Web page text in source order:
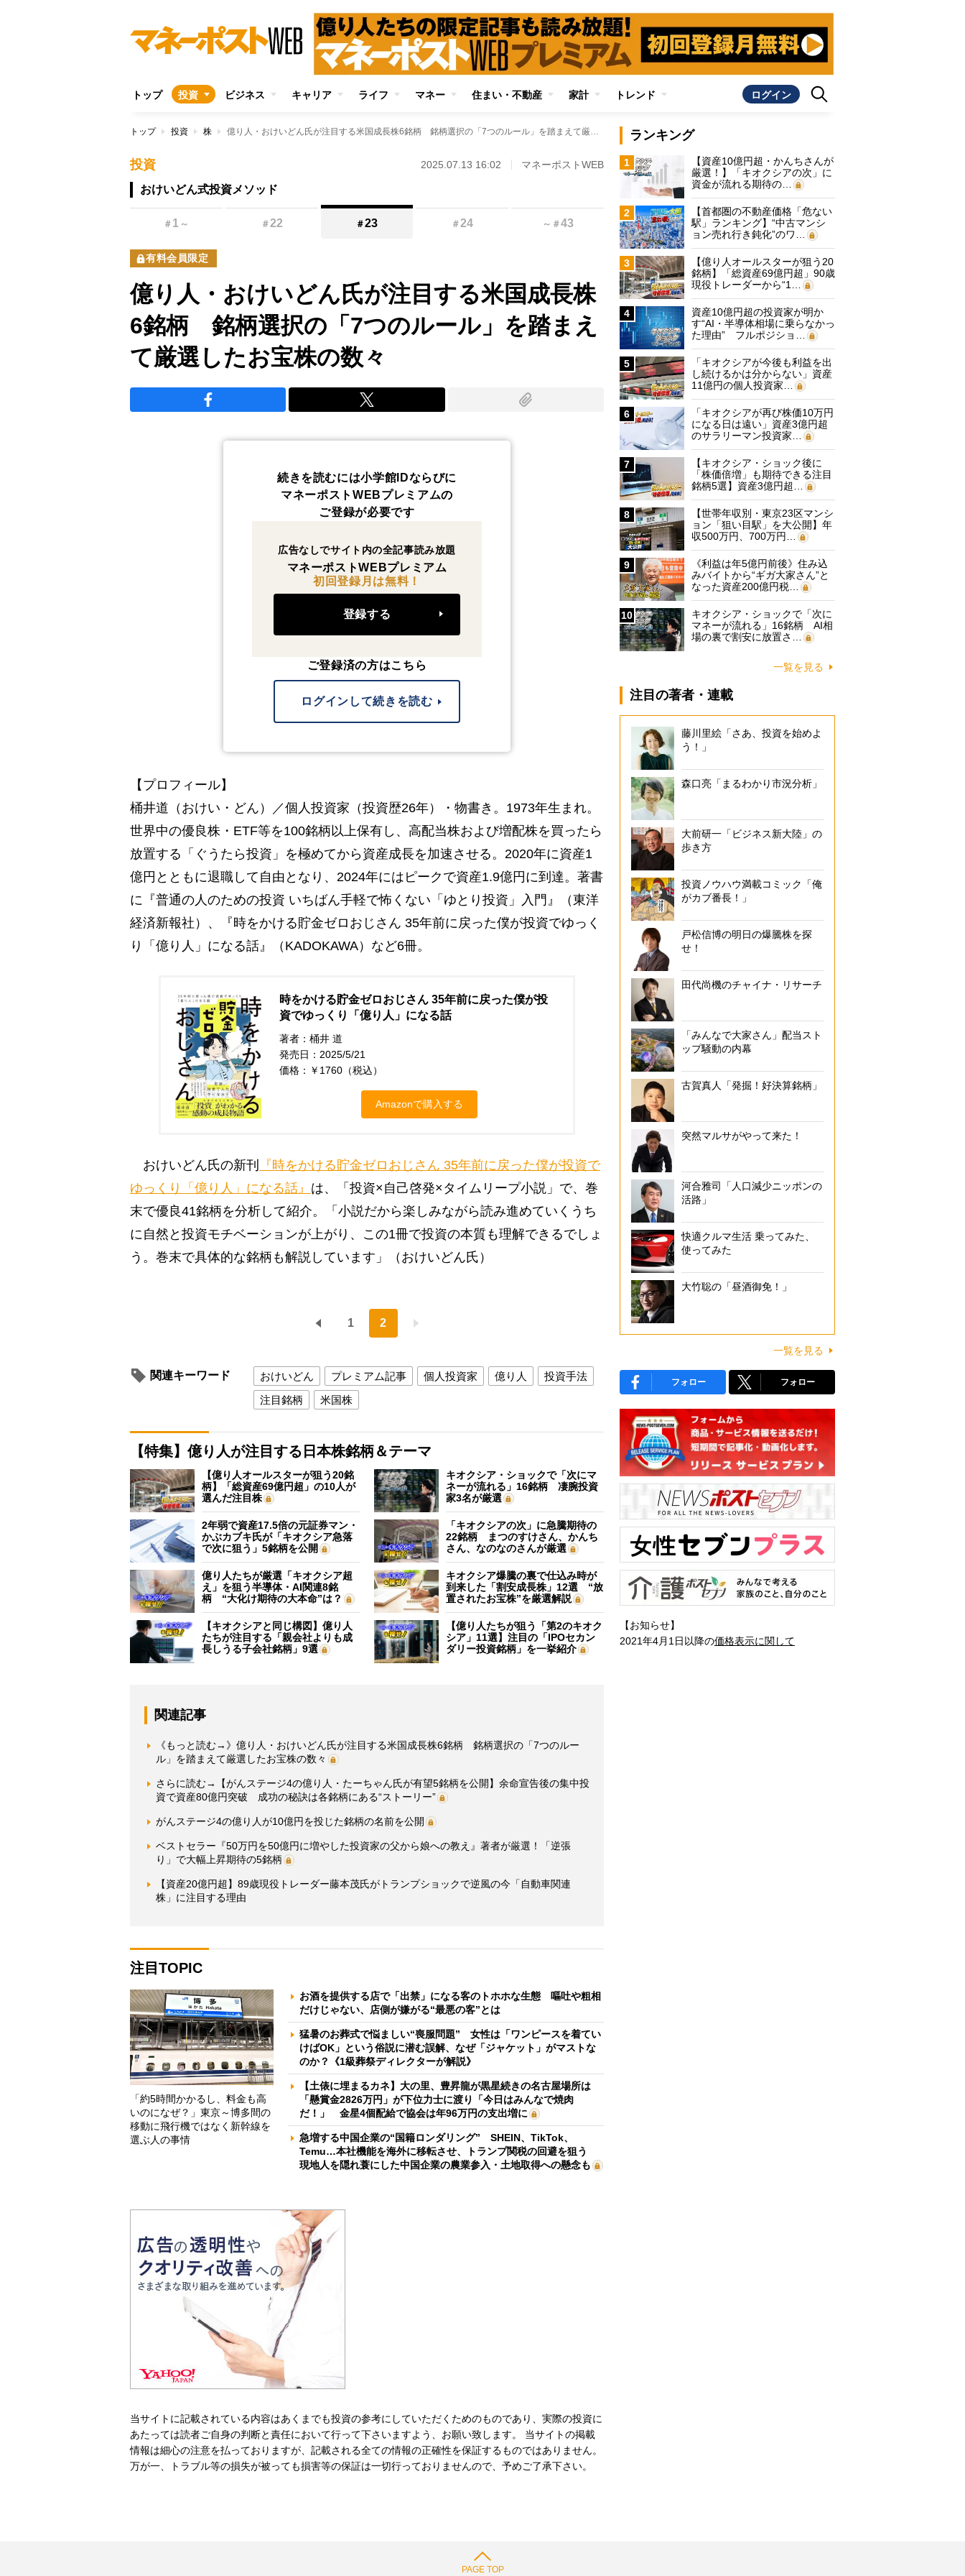
トップ 投資 ビジネス キャリア ライフ マネー 住まい・不動産 家計 トレンド ログイン
トップ 投資 株 億り人・おけいどん氏が注目する米国成長株6銘柄 銘柄選択の「7つのルール」を踏まえて厳選したお宝株の数々
投資 2025.07.13 16:02 マネーポストWEB
おけいどん式投資メソッド
＃ 1 ～ ＃22 ＃23 ＃24 ～ ＃43
有料会員限定
億り人・おけいどん氏が注目する米国成長株
6銘柄 銘柄選択の「7つのルール」を踏まえ
て厳選したお宝株の数々
続きを読むには小学館IDならびに
マネーポストWEBプレミアムの
ご登録が必要です
広告なしでサイト内の全記事読み放題
マネーポストWEBプレミアム
初回登録月は無料！
登録する
ご登録済の方はこちら
ログインして続きを読む
【プロフィール】
桶井道（おけい・どん）／個人投資家（投資歴26年）・物書き。1973年生まれ。
世界中の優良株・ETF等を100銘柄以上保有し、高配当株および増配株を買ったら
放置する「ぐうたら投資」を極めてから資産成長を加速させる。2020年に資産1
億円とともに退職して自由となり、2024年にはピークで資産1.9億円に到達。著書
に『普通の人のための投資 いちばん手軽で怖くない「ゆとり投資」入門』（東洋
経済新報社）、『時をかける貯金ゼロおじさん 35年前に戻った僕が投資でゆっく
り「億り人」になる話』（KADOKAWA）など6冊。
時をかける貯金ゼロおじさん 35年前に戻った僕が投
資でゆっくり「億り人」になる話
著者：桶井 道
発売日：2025/5/21
価格：￥1760（税込）
Amazonで購入する
おけいどん氏の新刊
『時をかける貯金ゼロおじさん 35年前に戻った僕が投資で
ゆっくり「億り人」になる話』 は、「投資×自己啓発×タイムリープ小説」で、巻
末で優良41銘柄を分析して紹介。「小説だから楽しみながら読み進めていくうち
に自然と投資モチベーションが上がり、この1冊で投資の本質も理解できるでしょ
う。巻末で具体的な銘柄も解説しています」（おけいどん氏）
1 2
関連キーワード おけいどん プレミアム記事 個人投資家 億り人
投資手法
注目銘柄
米国株
【特集】億り人が注目する日本株銘柄＆テーマ
【億り人オールスターが狙う20銘
柄】「総資産69億円超」の10人が
選んだ注目株
キオクシア・ショックで「次にマ
ネーが流れる」16銘柄 凄腕投資
家3名が厳選
2年弱で資産17.5倍の元証券マン・
かぶカブキ氏が「キオクシア急落
で次に狙う」5銘柄を公開
「キオクシアの次」に急騰期待の
22銘柄 まつのすけさん、かんち
さん、なのなのさんが厳選
億り人たちが厳選「キオクシア超
え」を狙う半導体・AI関連8銘
柄 “大化け期待の大本命”は？
キオクシア爆騰の裏で仕込み時が
到来した「割安成長株」12選 “放
置されたお宝株”を厳選解説
【キオクシアと同じ構図】億り人
たちが注目する「親会社よりも成
長しうる子会社銘柄」9選
【億り人たちが狙う「第2のキオク
シア」11選】注目の「IPOセカン
ダリー投資銘柄」を一挙紹介
関連記事
《もっと読む→》億り人・おけいどん氏が注目する米国成長株6銘柄 銘柄選択の「7つのルー
ル」を踏まえて厳選したお宝株の数々
さらに読む→【がんステージ4の億り人・たーちゃん氏が有望5銘柄を公開】余命宣告後の集中投
資で資産80億円突破 成功の秘訣は各銘柄にある“ストーリー”
がんステージ4の億り人が10億円を投じた銘柄の名前を公開
ベストセラー『50万円を50億円に増やした投資家の父から娘への教え』著者が厳選！「逆張
り」で大幅上昇期待の5銘柄
【資産20億円超】89歳現役トレーダー藤本茂氏がトランプショックで逆風の今「自動車関連
株」に注目する理由
注目TOPIC
「約5時間かかるし、料金も高
いのになぜ？」東京～博多間の
移動に飛行機ではなく新幹線を
選ぶ人の事情
お酒を提供する店で「出禁」になる客のトホホな生態 嘔吐や粗相
だけじゃない、店側が嫌がる“最悪の客”とは
猛暑のお葬式で悩ましい“喪服問題” 女性は「ワンピースを着てい
けばOK」という俗説に潜む誤解、なぜ「ジャケット」がマストな
のか？《1級葬祭ディレクターが解説》
【土俵に埋まるカネ】大の里、豊昇龍が黒星続きの名古屋場所は
「懸賞金2826万円」が下位力士に渡り「今日はみんなで焼肉
だ！」 金星4個配給で協会は年96万円の支出増に
急増する中国企業の“国籍ロンダリング” SHEIN、TikTok、
Temu…本社機能を海外に移転させ、トランプ関税の回避を狙う
現地人を隠れ蓑にした中国企業の農業参入・土地取得への懸念も
当サイトに記載されている内容はあくまでも投資の参考にしていただくためのものであり、実際の投資に
あたっては読者ご自身の判断と責任において行って下さいますよう、お願い致します。 当サイトの掲載
情報は細心の注意を払っておりますが、記載される全ての情報の正確性を保証するものではありません。
万が一、トラブル等の損失が被っても損害等の保証は一切行っておりませんので、予めご了承下さい。
ランキング
1
【資産10億円超・かんちさんが
厳選！】「キオクシアの次」に
資金が流れる期待の…
2
【首都圏の不動産価格「危ない
駅」ランキング】“中古マンシ
ョン売れ行き鈍化”のワ…
3
【億り人オールスターが狙う20
銘柄】「総資産69億円超」90歳
現役トレーダーから“1…
4
資産10億円超の投資家が明か
す“AI・半導体相場に乗らなかっ
た理由” フルポジショ…
5
「キオクシアが今後も利益を出
し続けるかは分からない」資産
11億円の個人投資家…
6
「キオクシアが再び株価10万円
になる日は遠い」資産3億円超
のサラリーマン投資家…
7
【キオクシア・ショック後に
「株価倍増」も期待できる注目
銘柄5選】資産3億円超…
8
【世帯年収別・東京23区マンシ
ョン「狙い目駅」を大公開】年
収500万円、700万円…
9
《利益は年5億円前後》住み込
みバイトから“ギガ大家さん”と
なった資産200億円税…
10
キオクシア・ショックで「次に
マネーが流れる」16銘柄 AI相
場の裏で割安に放置さ…
一覧を見る
注目の著者・連載
藤川里絵「さあ、投資を始めよ
う！」
森口亮「まるわかり市況分析」
大前研一「ビジネス新大陸」の
歩き方
投資ノウハウ満載コミック「俺
がカブ番長！」
戸松信博の明日の爆騰株を探
せ！
田代尚機のチャイナ・リサーチ
「みんなで大家さん」配当スト
ップ騒動の内幕
古賀真人「発掘！好決算銘柄」
突然マルサがやって来た！
河合雅司「人口減少ニッポンの
活路」
快適クルマ生活 乗ってみた、
使ってみた
大竹聡の「昼酒御免！」
一覧を見る
フォロー フォロー
【お知らせ】
2021年4月1日以降の価格表示に関して
PAGE TOP